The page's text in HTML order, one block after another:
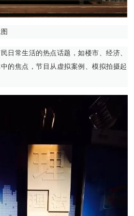
日常生活的热点话题，如楼市、经济、
的焦点，节目从虚拟案例、模拟拍摄起